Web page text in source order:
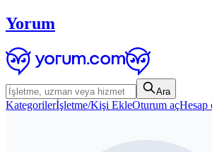
Yorum
Ara
Kategorilerİşletme/Kişi EkleOturum açHesap